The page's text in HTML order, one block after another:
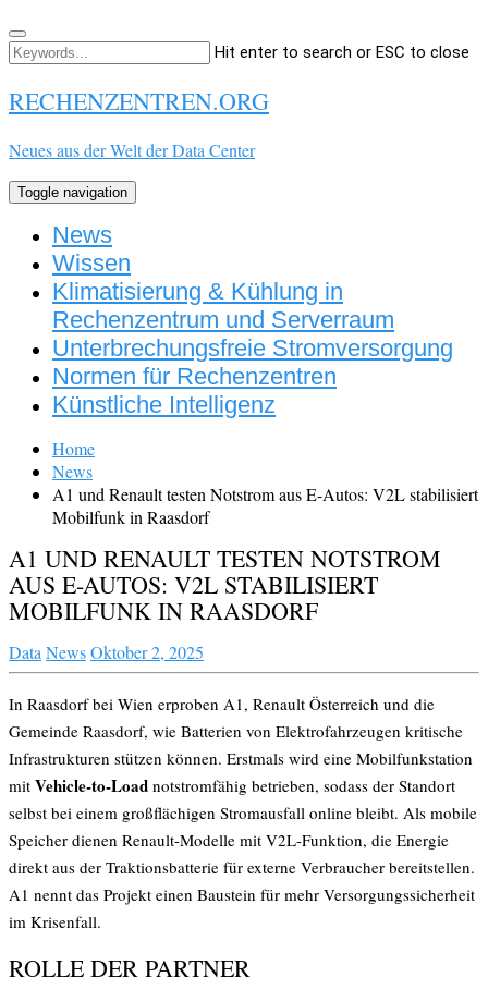
Hit enter to search or ESC to close
RECHENZENTREN.ORG
Neues aus der Welt der Data Center
Toggle navigation
News
Wissen
Klimatisierung & Kühlung in
Rechenzentrum und Serverraum
Unterbrechungsfreie Stromversorgung
Normen für Rechenzentren
Künstliche Intelligenz
Home
News
A1 und Renault testen Notstrom aus E-Autos: V2L stabilisiert
Mobilfunk in Raasdorf
A1 UND RENAULT TESTEN NOTSTROM
AUS E-AUTOS: V2L STABILISIERT
MOBILFUNK IN RAASDORF
Data NewsOktober 2, 2025
In Raasdorf bei Wien erproben A1, Renault Österreich und die
Gemeinde Raasdorf, wie Batterien von Elektrofahrzeugen kritische
Infrastrukturen stützen können. Erstmals wird eine Mobilfunkstation
mit Vehicle-to-Load notstromfähig betrieben, sodass der Standort
selbst bei einem großflächigen Stromausfall online bleibt. Als mobile
Speicher dienen Renault-Modelle mit V2L-Funktion, die Energie
direkt aus der Traktionsbatterie für externe Verbraucher bereitstellen.
A1 nennt das Projekt einen Baustein für mehr Versorgungssicherheit
im Krisenfall.
ROLLE DER PARTNER